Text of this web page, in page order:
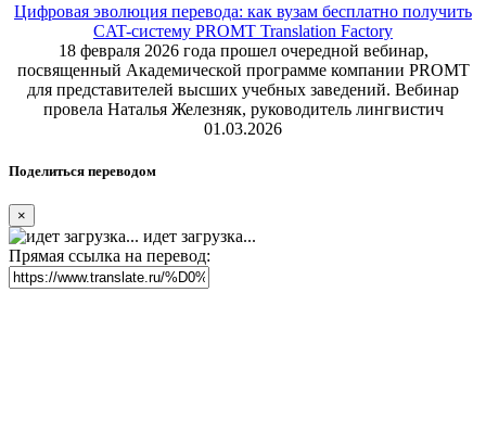
Цифровая эволюция перевода: как вузам бесплатно получить
CAT-систему PROMT Translation Factory
18 февраля 2026 года прошел очередной вебинар,
посвященный Академической программе компании PROMT
для представителей высших учебных заведений. Вебинар
провела Наталья Железняк, руководитель лингвистич
01.03.2026
Поделиться переводом
×
идет загрузка...
Прямая ссылка на перевод: